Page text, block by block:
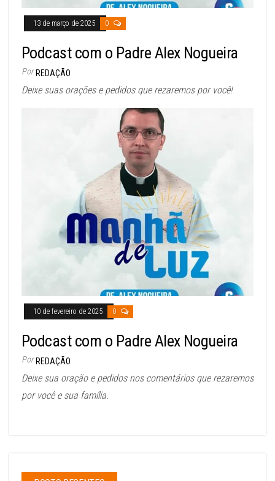
13 de março de 2025 0
Podcast com o Padre Alex Nogueira
Por REDAÇÃO
Deixe suas orações e pedidos que rezaremos por você!
10 de fevereiro de 2025 0
Podcast com o Padre Alex Nogueira
Por REDAÇÃO
Deixe sua oração e pedidos nos comentários que rezaremos
por você e sua família.